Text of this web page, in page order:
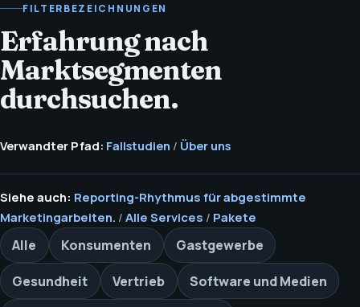
FILTERBEZEICHNUNGEN
Erfahrung nach
Marktsegmenten
durchsuchen.
Verwandter Pfad: Fallstudien / Über uns
Siehe auch: Reporting-Rhythmus für abgestimmte
Marketingarbeiten. / Alle Services / Pakete
Alle Konsumenten Gastgewerbe
Gesundheit Vertrieb Software und Medien